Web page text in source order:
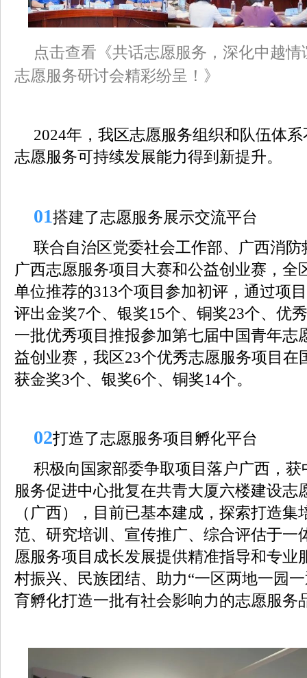
点击查看《共话志愿服务，深化中越
志愿服务研讨会精彩纷呈！》
2024年，我区志愿服务组织和队伍体
志愿服务可持续发展能力得到新提升。
01搭建了志愿服务展示交流平台
联合自治区党委社会工作部、广西消防
广西志愿服务项目大赛和公益创业赛，全
单位推荐的313个项目参加初评，通过项
评出金奖7个、银奖15个、铜奖23个、优
一批优秀项目推报参加第七届中国青年志
益创业赛，我区23个优秀志愿服务项目在
获金奖3个、银奖6个、铜奖14个。
02打造了志愿服务项目孵化平台
积极向国家部委争取项目落户广西，
服务促进中心批复在共青大厦六楼建设志
（广西），目前已基本建成，探索打造集
范、研究培训、宣传推广、综合评估于一
愿服务项目成长发展提供精准指导和专业
村振兴、民族团结、助力“一区两地一园
育孵化打造一批有社会影响力的志愿服务